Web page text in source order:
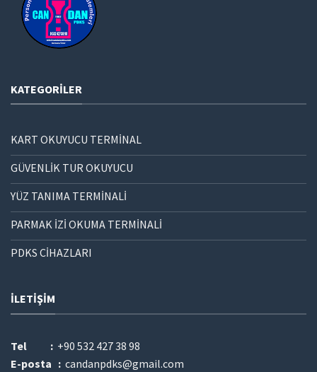
KATEGORILER
KART OKUYUCU TERMİNAL
GÜVENLİK TUR OKUYUCU
YÜZ TANIMA TERMİNALİ
PARMAK İZİ OKUMA TERMİNALİ
PDKS CİHAZLARI
İLETIŞIM
Tel : +90 532 427 38 98
E-posta : candanpdks@gmail.com